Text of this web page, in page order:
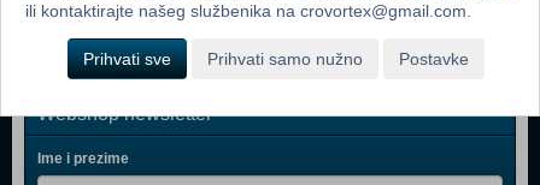
Webshop newsletter
Ime i prezime
ili kontaktirajte našeg službenika na crovortex@gmail.com.
Prihvati sve Prihvati samo nužno Postavke